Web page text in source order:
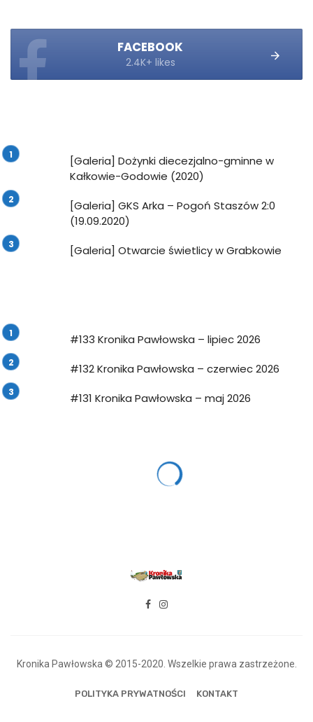
FACEBOOK
2.4K+ likes
[Galeria] Dożynki diecezjalno-gminne w
Kałkowie-Godowie (2020)
[Galeria] GKS Arka – Pogoń Staszów 2:0
(19.09.2020)
[Galeria] Otwarcie świetlicy w Grabkowie
#133 Kronika Pawłowska – lipiec 2026
#132 Kronika Pawłowska – czerwiec 2026
#131 Kronika Pawłowska – maj 2026
Kronika Pawłowska © 2015-2020. Wszelkie prawa zastrzeżone.
POLITYKA PRYWATNOŚCI KONTAKT